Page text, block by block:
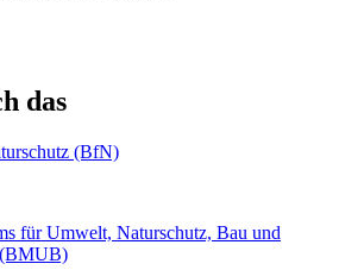
das
(BfN)
für Umwelt, Naturschutz, Bau und
(BMUB)